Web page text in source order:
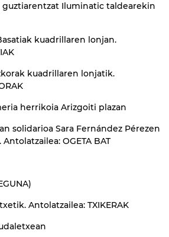
guztiarentzat Iluminatic taldearekin
kuadrillaren lonjan.
kuadrillaren lonjatik.
herrikoia Arizgoiti plazan
solidarioa Sara Fernández Pérezen
OGETA BAT
Antolatzailea: TXIKERAK